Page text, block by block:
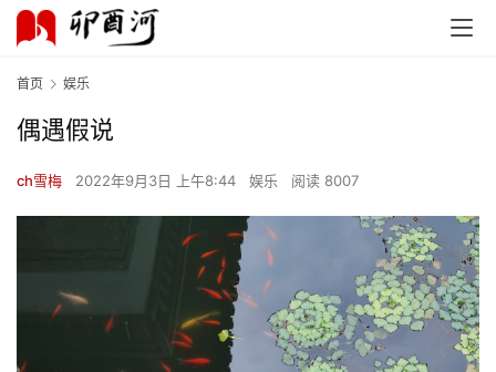
首页 娱乐
偶遇假说
ch雪梅 2022年9月3日 上午8:44 娱乐 阅读 8007